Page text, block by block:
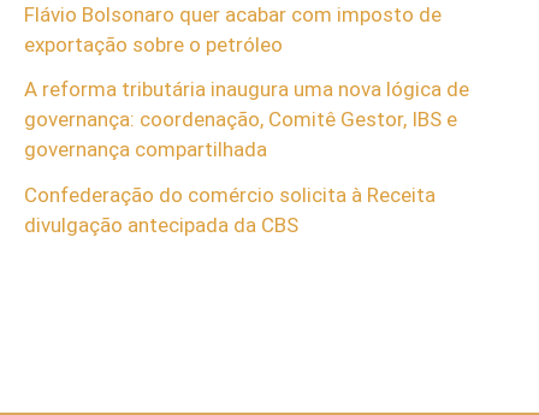
Flávio Bolsonaro quer acabar com imposto de
exportação sobre o petróleo
A reforma tributária inaugura uma nova lógica de
governança: coordenação, Comitê Gestor, IBS e
governança compartilhada
Confederação do comércio solicita à Receita
divulgação antecipada da CBS